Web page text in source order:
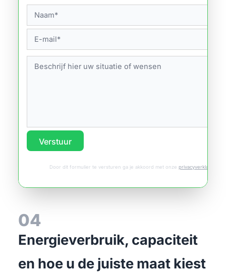
Verstuur
Door dit formulier te versturen ga je akkoord met onze privacyverklaring
04
Energieverbruik, capaciteit
en hoe u de juiste maat kiest